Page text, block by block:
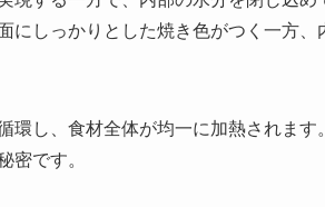
にしっかりとした焼き色がつく一方、
環し、食材全体が均一に加熱されま
密です。